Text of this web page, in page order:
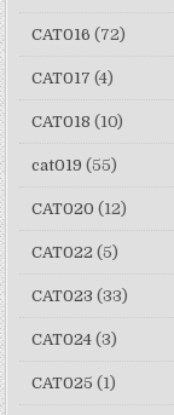
CAT016 (72)
CAT017 (4)
CAT018 (10)
cat019 (55)
CAT020 (12)
CAT022 (5)
CAT023 (33)
CAT024 (3)
CAT025 (1)